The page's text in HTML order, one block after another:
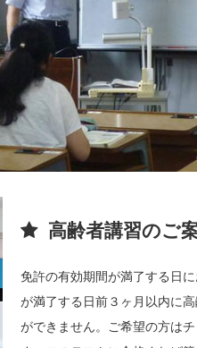
高齢者講習のご
免許の有効期間が満了する日
が満了する日前３ヶ月以内に
ができません。ご希望の方は